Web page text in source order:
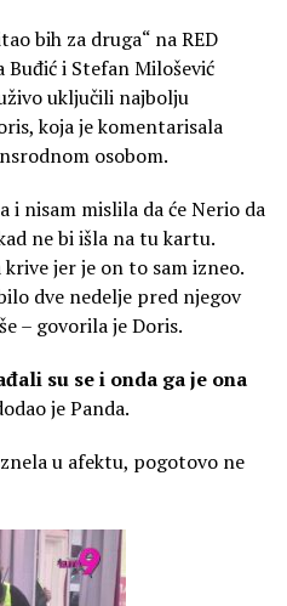
bih za druga“ na RED
i Stefan Milošević
uključili najbolju
koja je komentarisala
osobom.
i nisam mislila da će Nerio da
ne bi išla na tu kartu.
jer je on to sam izneo.
dve nedelje pred njegov
– govorila je Doris.
su se i onda ga je ona
je Panda.
u afektu, pogotovo ne